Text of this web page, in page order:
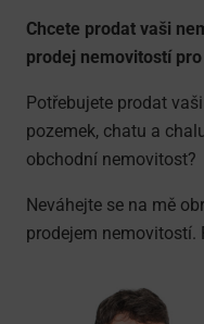
Chcete prodat vaši
prodej nemovitostí
Potřebujete prodat
pozemek, chatu a
obchodní nemovitost?
Neváhejte se na mě
prodejem nemovitostí.